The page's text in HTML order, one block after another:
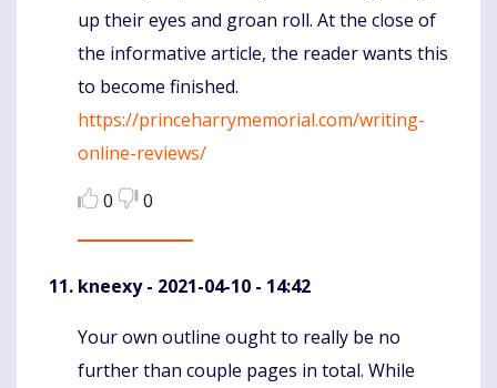
up their eyes and groan roll. At the close of
the informative article, the reader wants this
to become finished.
https://princeharrymemorial.com/writing-
online-reviews/
0
0
kneexy- 2021-04-10 - 14:42
Komentaras
Your own outline ought to really be no
further than couple pages in total. While